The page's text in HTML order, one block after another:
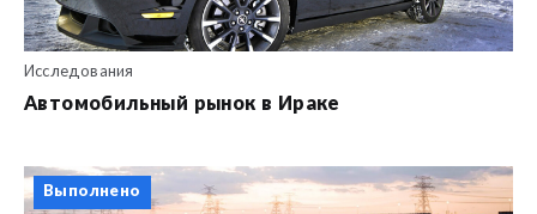
Исследования
Автомобильный рынок в Ираке
Выполнено